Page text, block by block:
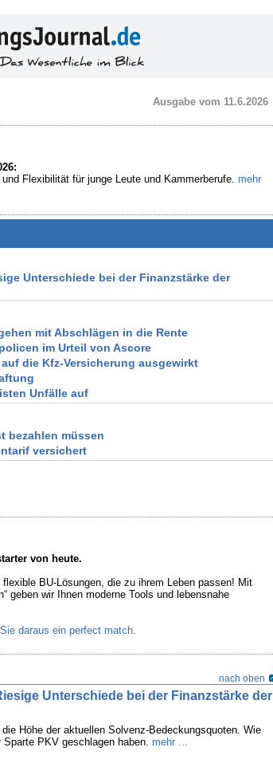
Ausgabe vom 11.6.2026
Flexibilität für junge Leute und Kammerberufe. mehr
Unterschiede bei der Finanzstärke der
mit Abschlägen in die Rente
im Urteil von Ascore
die Kfz-Versicherung ausgewirkt
Unfälle auf
bezahlen müssen
versichert
von heute.
BU-Lösungen, die zu ihrem Leben passen! Mit
geben wir Ihnen moderne Tools und lebensnahe
daraus ein perfect match.
nach oben
Unterschiede bei der Finanzstärke der
Höhe der aktuellen Solvenz-Bedeckungsquoten. Wie
PKV geschlagen haben. mehr ...